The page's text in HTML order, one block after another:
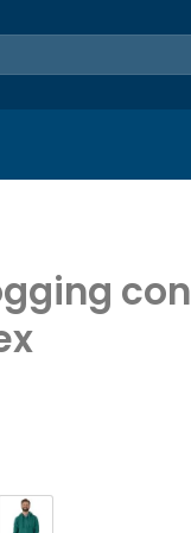
con